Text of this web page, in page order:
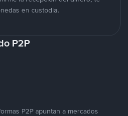
en custodia.
P2P
P2P apuntan a mercados